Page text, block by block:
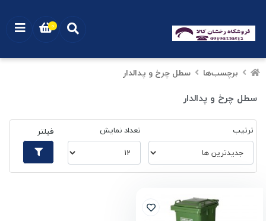
برچسب‌ها سطل چرخ و پدالدار
سطل چرخ و پدالدار
ترتیب تعداد نمایش فیلتر
0